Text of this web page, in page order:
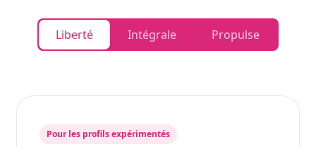
Liberté Intégrale Propulse
Pour les profils expérimentés